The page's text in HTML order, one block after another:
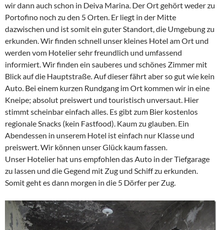
wir dann auch schon in Deiva Marina. Der Ort gehört weder zu
Portofino noch zu den 5 Orten. Er liegt in der Mitte
dazwischen und ist somit ein guter Standort, die Umgebung zu
erkunden. Wir finden schnell unser kleines Hotel am Ort und
werden vom Hotelier sehr freundlich und umfassend
informiert. Wir finden ein sauberes und schönes Zimmer mit
Blick auf die Hauptstraße. Auf dieser fährt aber so gut wie kein
Auto. Bei einem kurzen Rundgang im Ort kommen wir in eine
Kneipe; absolut preiswert und touristisch unversaut. Hier
stimmt scheinbar einfach alles. Es gibt zum Bier kostenlos
regionale Snacks (kein Fastfood). Kaum zu glauben. Ein
Abendessen in unserem Hotel ist einfach nur Klasse und
preiswert. Wir können unser Glück kaum fassen.
Unser Hotelier hat uns empfohlen das Auto in der Tiefgarage
zu lassen und die Gegend mit Zug und Schiff zu erkunden.
Somit geht es dann morgen in die 5 Dörfer per Zug.